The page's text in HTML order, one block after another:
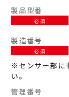
製品型番
必須
製造番号
必須
※センサー部に
い。
管理番号